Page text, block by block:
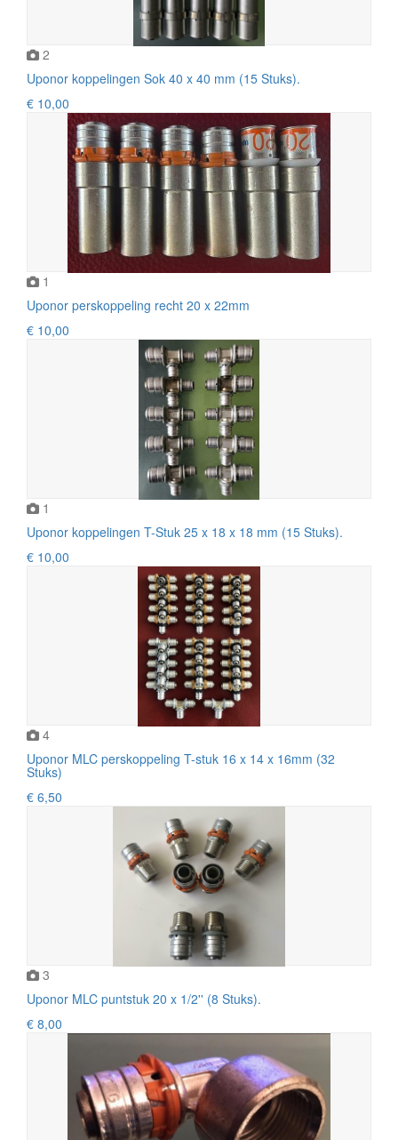
2
Uponor koppelingen Sok 40 x 40 mm (15 Stuks).
€ 10,00
1
Uponor perskoppeling recht 20 x 22mm
€ 10,00
1
Uponor koppelingen T-Stuk 25 x 18 x 18 mm (15 Stuks).
€ 10,00
4
Uponor MLC perskoppeling T-stuk 16 x 14 x 16mm (32
Stuks)
€ 6,50
3
Uponor MLC puntstuk 20 x 1/2'' (8 Stuks).
€ 8,00